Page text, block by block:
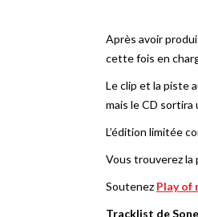
Après avoir
cette fois en
Le clip et la piste
mais le CD
L’édition limitée
Vous trouverez
Soutenez Play of
Tracklist de